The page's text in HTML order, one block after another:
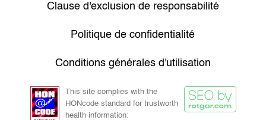
Clause d'exclusion de responsabilité
Politique de confidentialité
Conditions générales d'utilisation
This site complies with the
HONcode standard for trustworth
health information: